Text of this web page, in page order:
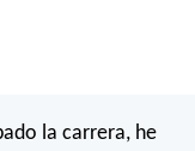
la carrera, he